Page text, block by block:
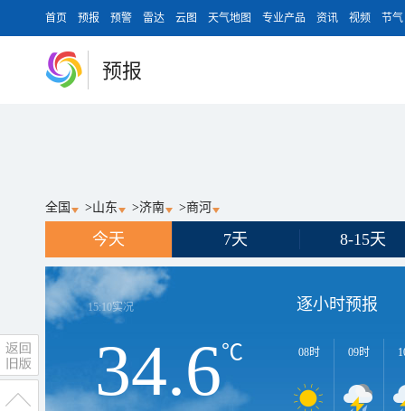
首页 预报 预警 雷达 云图 天气地图 专业产品 资讯 视频 节气
预报
全国 >山东 >济南 >商河
今天 7天 8-15天
15:10实况
34.6℃
逐小时预报
08时 09时